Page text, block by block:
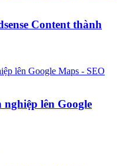
Content thành
lên Google